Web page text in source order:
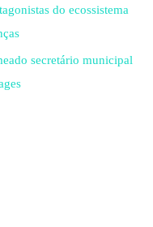
do ecossistema
secretário municipal